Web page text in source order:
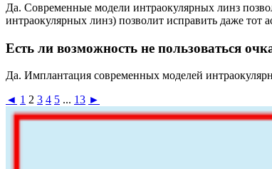
Да. Современные модели интраокулярных линз
интраокулярных линз) позволит исправить даже тот
Есть ли возможность не пользоваться
Да. Имплантация современных моделей
◄ 1 2 3 4 5 ... 13 ►